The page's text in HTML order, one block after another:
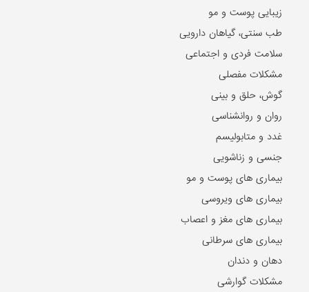
زیبایی پوست و مو
طب سنتی، گیاهان دارویی
سلامت فردی و اجتماعی
مشکلات مفصلی
گوش، حلق و بینی
روان و روانشناسی
غدد و متابولیسم
جنسی و زناشویی
بیماری های پوست و مو
بیماری های ویروسی
بیماری های مغز و اعصاب
بیماری های سرطانی
دهان و دندان
مشکلات گوارشی